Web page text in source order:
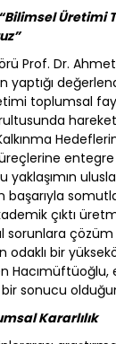
Üretimi
Prof. Dr.
yaptığı
toplumsal
çıktı
sorunlara
odaklı bir
Hacımüftüoğlu,
sonucu
Kararlılık